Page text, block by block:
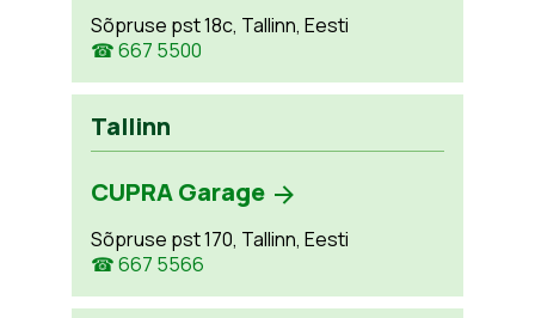
Sõpruse pst 18c, Tallinn, Eesti
☎ 667 5500
Tallinn
CUPRA Garage
Sõpruse pst 170, Tallinn, Eesti
☎ 667 5566